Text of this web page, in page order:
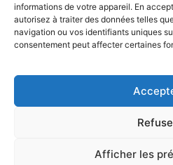
informations de votre appareil. En
autorisez à traiter des données telles
navigation ou vos identifiants uniques
consentement peut affecter certaines
Afficher les
Contact
Compte
Boutique